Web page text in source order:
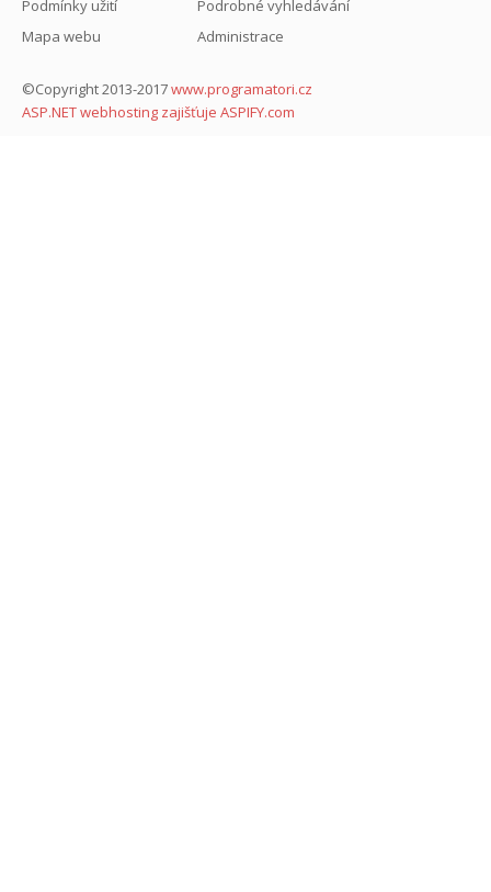
Podmínky užití
Mapa webu
©Copyright 2013-2017www.programatori.cz
ASP.NET webhosting zajišťuje ASPIFY.com
Podrobné vyhledávání
Administrace